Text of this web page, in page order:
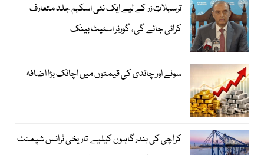
ترسیلاتِ زر کے لیے ایک نئی اسکیم جلد متعارف
کرائی جائے گی، گورنر اسٹیٹ بینک
سونے اور چاندی کی قیمتوں میں اچانک بڑا اضافہ
کراچی کی بندرگاہوں کیلیے تاریخی ٹرانس شپمنٹ